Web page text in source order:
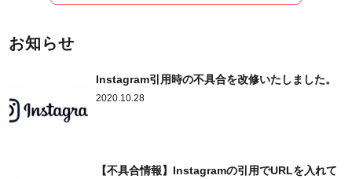
お知らせ
Instagram引用時の不具合を改修いたしました。
2020.10.28
【不具合情報】Instagramの引用でURLを入れて